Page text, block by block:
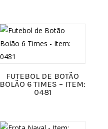
FUTEBOL DE BOTÃO
BOLÃO 6 TIMES – ITEM:
0481